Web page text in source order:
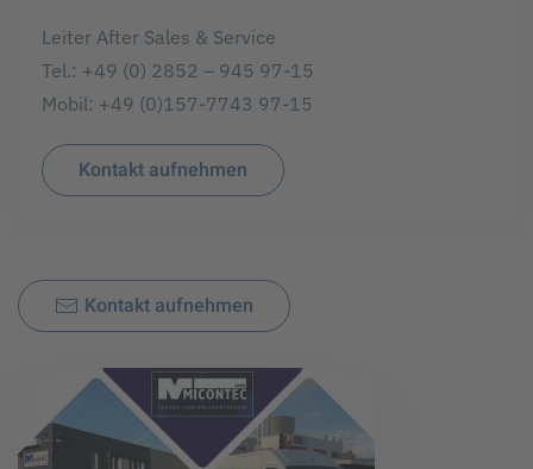
Leiter After Sales & Service
Tel.: +49 (0) 2852 – 945 97-15
Mobil: +49 (0)157-7743 97-15
Kontakt aufnehmen
Kontakt aufnehmen